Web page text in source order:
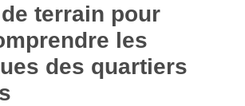
terrain pour
les
des quartiers